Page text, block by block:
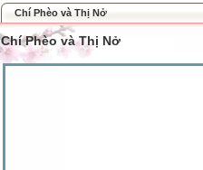
Chí Phèo và Thị Nở
Chí Phèo và Thị Nở